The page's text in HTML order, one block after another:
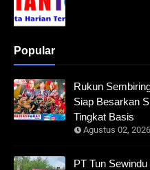
Popular
Rukun
Siap Besarkan
Tingkat Basis
Agustus 02, 2026
PT Tun